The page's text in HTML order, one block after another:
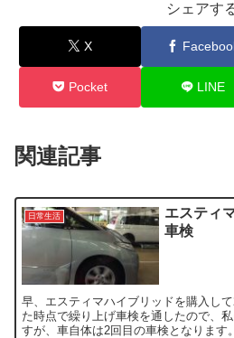
シェアす
X
Pocket LINE
関連記事
日常生活
エスティ
車検
早、エスティマハイブリッドを購入し
た時点で繰り上げ車検を通したので、
すが、車自体は2回目の車検となります